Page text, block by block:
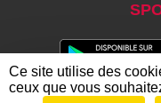
Ce site utilise des
ceux que vous